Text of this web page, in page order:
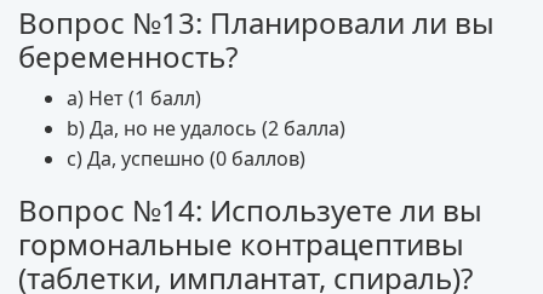
Вопрос №13: Планировали ли вы
беременность?
a) Нет (1 балл)
b) Да, но не удалось (2 балла)
c) Да, успешно (0 баллов)
Вопрос №14: Используете ли вы
гормональные контрацептивы
(таблетки, имплантат, спираль)?